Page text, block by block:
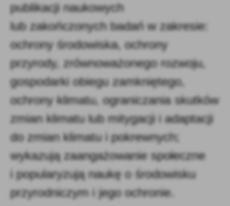
publikacji naukowych
lub zakończonych badań w zakresie:
ochrony środowiska, ochrony
przyrody, zrównoważonego rozwoju,
gospodarki obiegu zamkniętego,
ochrony klimatu, ograniczania skutków
zmian klimatu lub mitygacji i adaptacji
do zmian klimatu i pokrewnych;
wykazują zaangażowanie społeczne
i popularyzują naukę o środowisku
przyrodniczym i jego ochronie.